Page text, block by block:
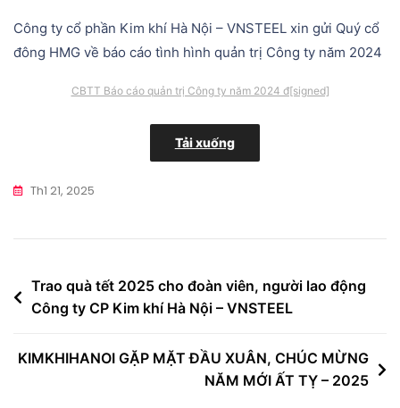
Công ty cổ phần Kim khí Hà Nội – VNSTEEL xin gửi Quý cổ
đông HMG về báo cáo tình hình quản trị Công ty năm 2024
CBTT Báo cáo quản trị Công ty năm 2024 đ[signed]
Tải xuống
Th1 21, 2025
Điều
hướng
viết
Trao quà tết 2025 cho đoàn viên, người lao động
Công ty CP Kim khí Hà Nội – VNSTEEL
KIMKHIHANOI GẶP MẶT ĐẦU XUÂN, CHÚC MỪNG
NĂM MỚI ẤT TỴ – 2025